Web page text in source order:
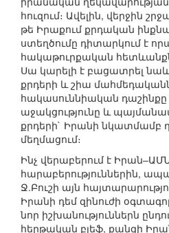
հուզում։ Ավելին, վերջին
թե Իրաքում քրդական
ստեղծումը դիտարկում է
հակաթուրքական
Սա կարելի է բացատրել
քրդերի և շիա
հակասուննիական
աջակցությունը և
քրդերի` Իրանի նկատմամբ
մեղմացում։
Ինչ վերաբերում է
հարաբերություններին,
Ջ.Բուշի այն
Իրանի դեմ զինուժի
նոր իշխանություններն
հերթական բլեֆ, քանզի